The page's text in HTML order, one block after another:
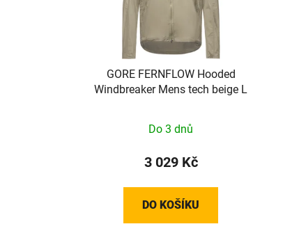
GORE FERNFLOW Hooded
Windbreaker Mens tech beige L
Do 3 dnů
3 029 Kč
DO KOŠÍKU